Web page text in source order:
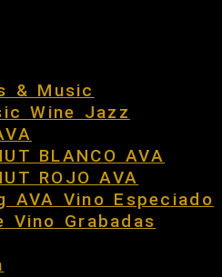
& Music
Wine Jazz
BLANCO AVA
ROJO AVA
AVA Vino Especiado
Vino Grabadas